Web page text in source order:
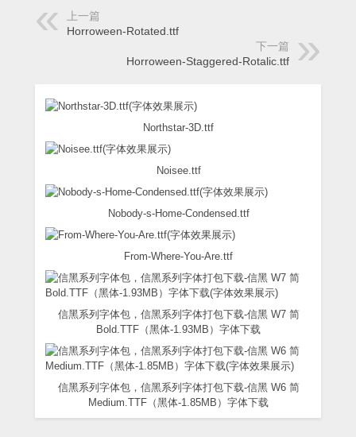
上一篇
Horroween-Rotated.ttf
下一篇
Horroween-Staggered-Rotalic.ttf
Northstar-3D.ttf
Noisee.ttf
Nobody-s-Home-Condensed.ttf
From-Where-You-Are.ttf
信黑系列字体包，信黑系列字体打包下载-信黑 W7 简
Bold.TTF（黑体-1.93MB）字体下载
信黑系列字体包，信黑系列字体打包下载-信黑 W6 简
Medium.TTF（黑体-1.85MB）字体下载